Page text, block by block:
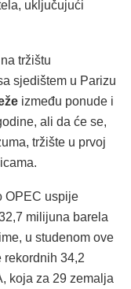
uključujući
tržištu
sjedištem u Parizu
između ponude i
ali da će se,
tržište u prvoj
OPEC uspije
milijuna barela
u studenom ove
34,2
koja za 29 zemalja